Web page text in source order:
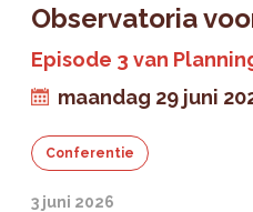
Observatoria
Episode 3 van
maandag 29 juni
Conferentie
3 juni 2026